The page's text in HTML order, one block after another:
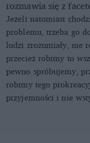
rozmawia się z
Jeżeli natomiast
problemu, trzeba go
ludzi zrozumiały, nie
przecież robimy to
pewno spróbujemy,
robimy tego
przyjemności i nie